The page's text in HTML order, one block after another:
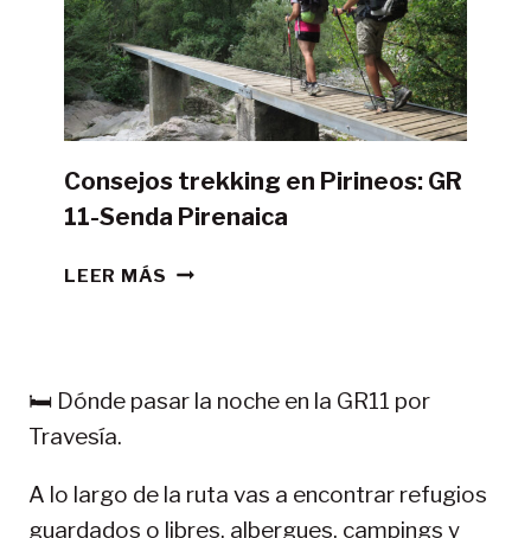
TIENDA
DE
CAMPAÑA?
Consejos trekking en Pirineos: GR
11-Senda Pirenaica
LEER MÁS CONSEJOS
11-
🛏️ Dónde pasar la noche en la GR11 por
Travesía.
A lo largo de la ruta vas a encontrar refugios
guardados o libres, albergues, campings y